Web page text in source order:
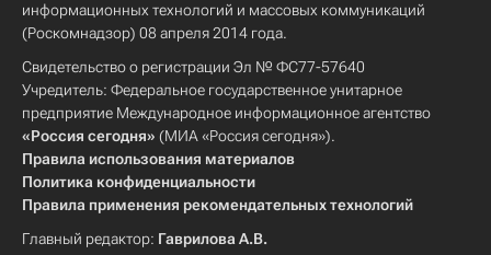
информационных технологий и массовых коммуникаций
(Роскомнадзор) 08 апреля 2014 года.
Свидетельство о регистрации Эл № ФС77-57640
Учредитель: Федеральное государственное унитарное
предприятие Международное информационное агентство
«Россия сегодня» (МИА «Россия сегодня»).
Правила использования материалов
Политика конфиденциальности
Правила применения рекомендательных технологий
Главный редактор: Гаврилова А.В.